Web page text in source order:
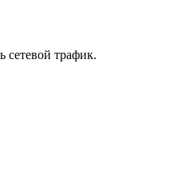
сетевой трафик.